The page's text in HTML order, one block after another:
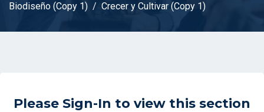
Biodiseño (Copy 1)
Crecer y Cultivar (Copy 1)
Please Sign-In to view this section